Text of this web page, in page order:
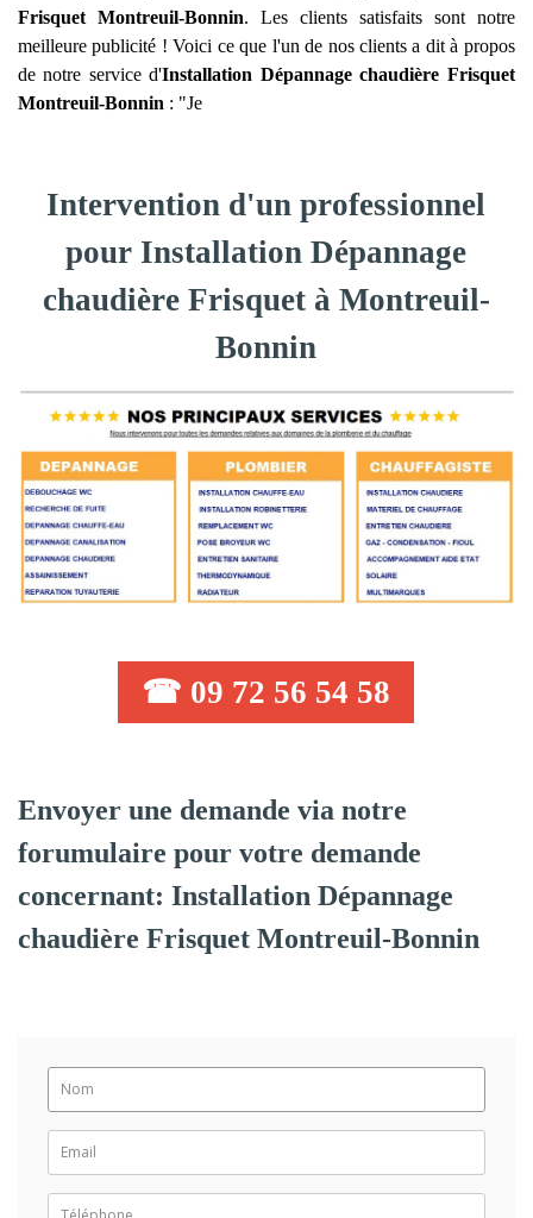
Frisquet Montreuil-Bonnin. Les clients satisfaits sont notre
meilleure publicité ! Voici ce que l'un de nos clients a dit à propos
de notre service d'Installation Dépannage chaudière Frisquet
Montreuil-Bonnin : "Je
Intervention d'un professionnel
pour Installation Dépannage
chaudière Frisquet à Montreuil-
Bonnin
☎ 09 72 56 54 58
Envoyer une demande via notre
forumulaire pour votre demande
concernant: Installation Dépannage
chaudière Frisquet Montreuil-Bonnin